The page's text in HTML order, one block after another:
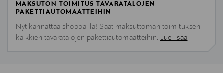
MAKSUTON TOIMITUS TAVARATALOJEN
PAKETTIAUTOMAATTEIHIN
Nyt kannattaa shoppailla! Saat maksuttoman toimituksen
kaikkien tavaratalojen pakettiautomaatteihin. Lue lisää